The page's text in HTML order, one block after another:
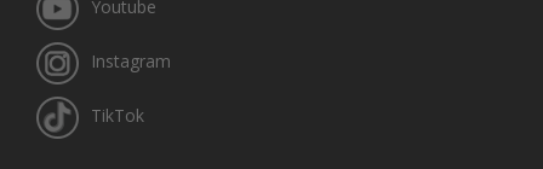
Youtube
Instagram
TikTok